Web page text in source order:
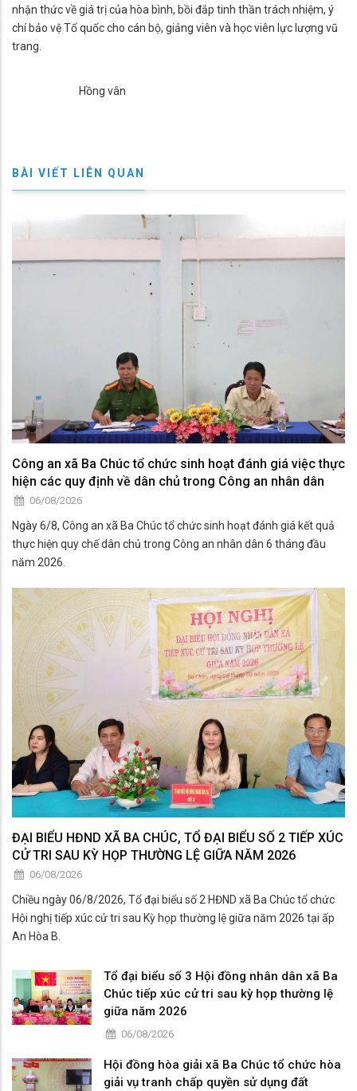
nhận thức về giá trị của hòa bình, bồi đắp tinh thần trách nhiệm, ý
chí bảo vệ Tổ quốc cho cán bộ, giảng viên và học viên lực lượng vũ
trang.
Hồng vân
BÀI VIẾT LIÊN QUAN
Công an xã Ba Chúc tổ chức sinh hoạt đánh giá việc thực
hiện các quy định về dân chủ trong Công an nhân dân
06/08/2026
Ngày 6/8, Công an xã Ba Chúc tổ chức sinh hoạt đánh giá kết quả
thực hiện quy chế dân chủ trong Công an nhân dân 6 tháng đầu
năm 2026.
ĐẠI BIỂU HĐND XÃ BA CHÚC, TỔ ĐẠI BIỂU SỐ 2 TIẾP XÚC
CỬ TRI SAU KỲ HỌP THƯỜNG LỆ GIỮA NĂM 2026
06/08/2026
Chiều ngày 06/8/2026, Tổ đại biểu số 2 HĐND xã Ba Chúc tổ chức
Hội nghị tiếp xúc cử tri sau Kỳ họp thường lệ giữa năm 2026 tại ấp
An Hòa B.
Tổ đại biểu số 3 Hội đồng nhân dân xã Ba
Chúc tiếp xúc cử tri sau kỳ họp thường lệ
giữa năm 2026
06/08/2026
Hội đồng hòa giải xã Ba Chúc tổ chức hòa
giải vụ tranh chấp quyền sử dụng đất